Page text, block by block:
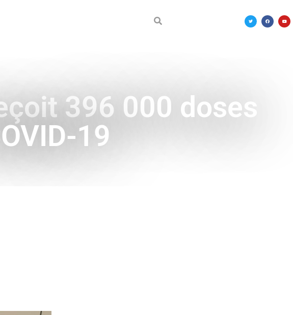
396 000 doses
19